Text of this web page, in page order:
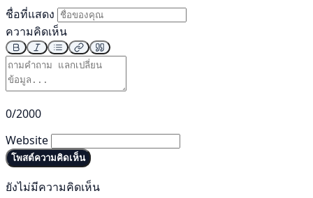
ชื่อที่แสดง
ความคิดเห็น
0/2000
Website
โพสต์ความคิดเห็น
ยังไม่มีความคิดเห็น